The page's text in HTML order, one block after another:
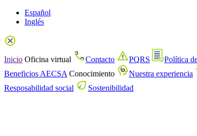
Español
Inglés
Inicio Oficina virtual Contacto PQRS Política
Beneficios AECSA Conocimiento Nuestra experiencia
Resposabilidad social
Sostenibilidad